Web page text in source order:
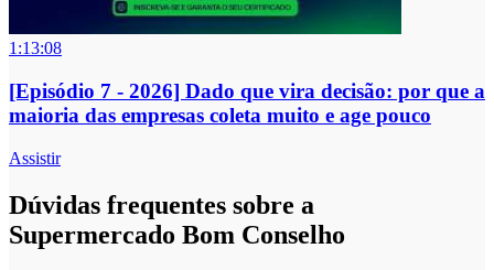
1:13:08
[Episódio 7 - 2026] Dado que vira decisão: por que a
maioria das empresas coleta muito e age pouco
Assistir
Dúvidas frequentes sobre a
Supermercado Bom Conselho